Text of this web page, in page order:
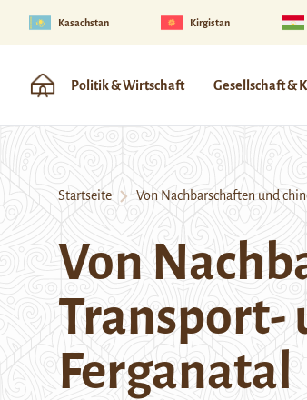
Kasachstan Kirgistan
Politik & Wirtschaft Gesellschaft &
Startseite Von Nachbarschaften und
Von
Ferganatal